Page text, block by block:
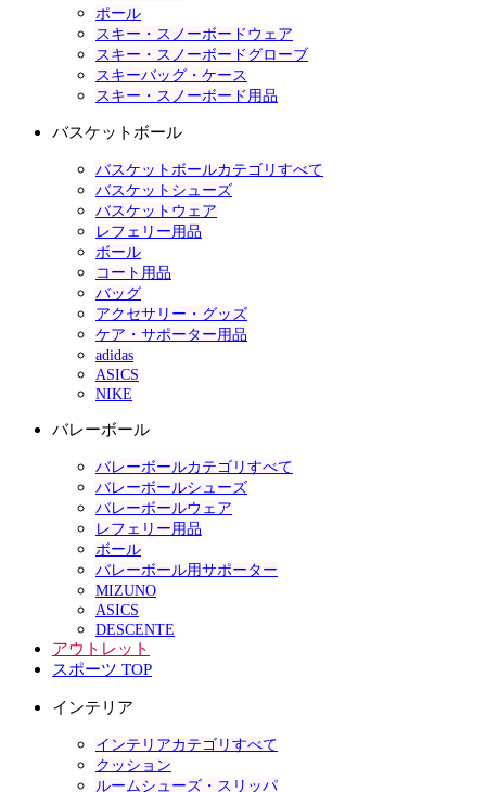
ポール
スキー・スノーボードウェア
スキー・スノーボードグローブ
スキーバッグ・ケース
スキー・スノーボード用品
バスケットボール
バスケットボールカテゴリすべて
バスケットシューズ
バスケットウェア
レフェリー用品
ボール
コート用品
バッグ
アクセサリー・グッズ
ケア・サポーター用品
adidas
ASICS
NIKE
バレーボール
バレーボールカテゴリすべて
バレーボールシューズ
バレーボールウェア
レフェリー用品
ボール
バレーボール用サポーター
MIZUNO
ASICS
DESCENTE
アウトレット
スポーツ TOP
インテリア
インテリアカテゴリすべて
クッション
ルームシューズ・スリッパ